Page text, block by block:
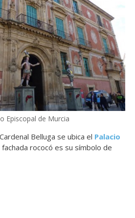
Episcopal de Murcia
Belluga se ubica el Palacio
fachada rococó es su símbolo de